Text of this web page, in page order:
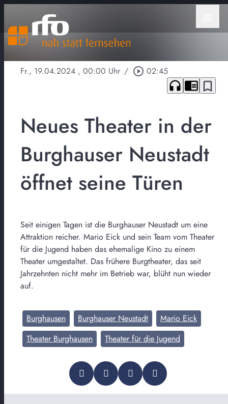
Fr., 19.04.2024 , 00:00 Uhr / play_circle_outline 02:45
headphones chrome_reader_mode bookmark_border
Neues Theater in der
Burghauser Neustadt
öffnet seine Türen
Seit einigen Tagen ist die Burghauser Neustadt um eine
Attraktion reicher. Mario Eick und sein Team vom Theater
für die Jugend haben das ehemalige Kino zu einem
Theater umgestaltet. Das frühere Burgtheater, das seit
Jahrzehnten nicht mehr im Betrieb war, blüht nun wieder
auf.
Burghausen Burghauser Neustadt
Mario Eick
Theater Burghausen
Theater für die Jugend